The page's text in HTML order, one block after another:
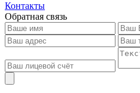
Контакты
Обратная связь